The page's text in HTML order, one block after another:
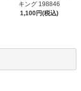
キング 198846
1,100円(税込)